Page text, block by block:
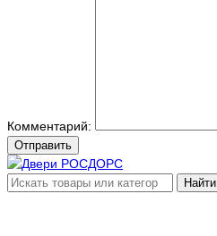
Комментарий:
Отправить
Найти